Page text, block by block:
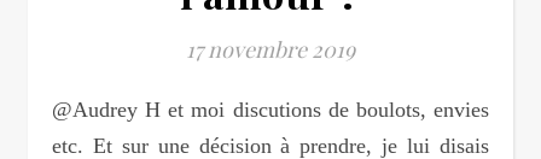
17 novembre 2019
@Audrey H et moi discutions de boulots, envies
etc. Et sur une décision à prendre, je lui disais